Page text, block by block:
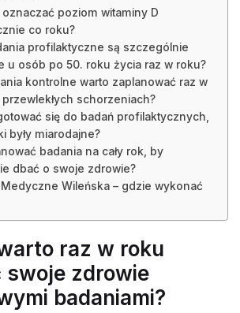
oznaczać poziom witaminy D
co roku?
profilaktyczne są szczególnie
u osób po 50. roku życia raz w roku?
kontrolne warto zaplanować raz w
schorzeniach?
się do badań profilaktycznych,
były miarodajne?
badania na cały rok, by
dbać o swoje zdrowie?
Wileńska – gdzie wykonać
raz w roku
zdrowie
badaniami?